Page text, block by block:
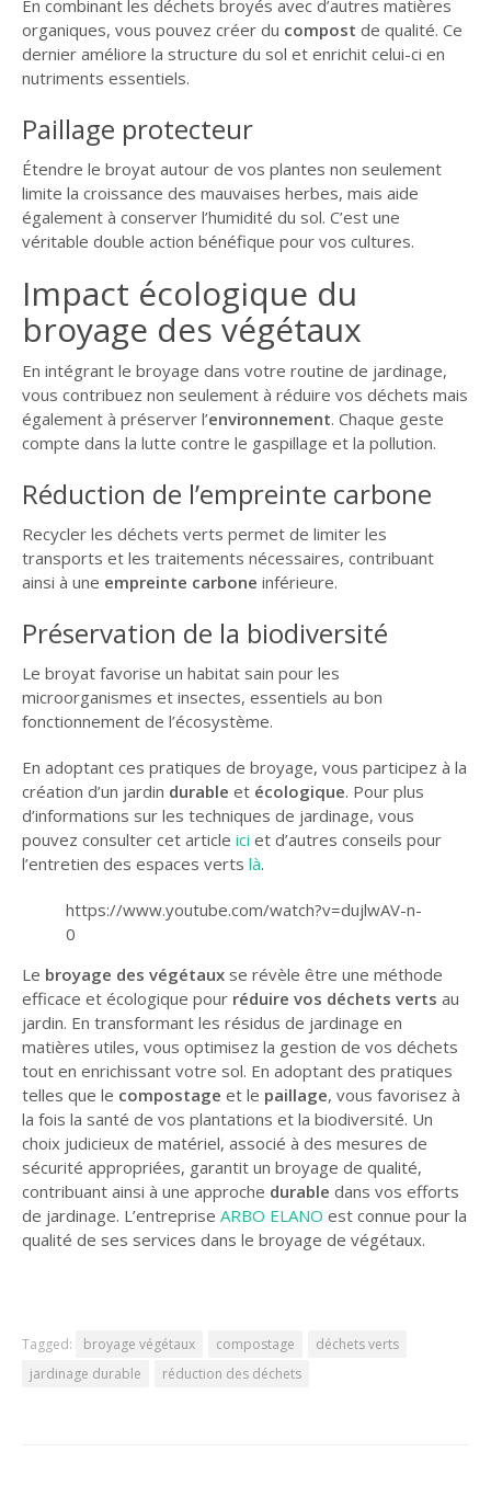
En combinant les déchets broyés avec d’autres matières
organiques, vous pouvez créer du compost de qualité. Ce
dernier améliore la structure du sol et enrichit celui-ci en
nutriments essentiels.
Paillage protecteur
Étendre le broyat autour de vos plantes non seulement
limite la croissance des mauvaises herbes, mais aide
également à conserver l’humidité du sol. C’est une
véritable double action bénéfique pour vos cultures.
Impact écologique du
broyage des végétaux
En intégrant le broyage dans votre routine de jardinage,
vous contribuez non seulement à réduire vos déchets mais
également à préserver l’environnement. Chaque geste
compte dans la lutte contre le gaspillage et la pollution.
Réduction de l’empreinte carbone
Recycler les déchets verts permet de limiter les
transports et les traitements nécessaires, contribuant
ainsi à une empreinte carbone inférieure.
Préservation de la biodiversité
Le broyat favorise un habitat sain pour les
microorganismes et insectes, essentiels au bon
fonctionnement de l’écosystème.
En adoptant ces pratiques de broyage, vous participez à la
création d’un jardin durable et écologique. Pour plus
d’informations sur les techniques de jardinage, vous
pouvez consulter cet article ici et d’autres conseils pour
l’entretien des espaces verts là.
https://www.youtube.com/watch?v=dujlwAV-n-
0
Le broyage des végétauxse révèle être une méthode
efficace et écologique pour réduire vos déchets verts au
jardin. En transformant les résidus de jardinage en
matières utiles, vous optimisez la gestion de vos déchets
tout en enrichissant votre sol. En adoptant des pratiques
telles que le compostage et le paillage, vous favorisez à
la fois la santé de vos plantations et la biodiversité. Un
choix judicieux de matériel, associé à des mesures de
sécurité appropriées, garantit un broyage de qualité,
contribuant ainsi à une approche durable dans vos efforts
de jardinage. L’entreprise ARBO ELANO est connue pour la
qualité de ses services dans le broyage de végétaux.
Tagged: broyage végétaux compostage
déchets verts
jardinage durable
réduction des déchets